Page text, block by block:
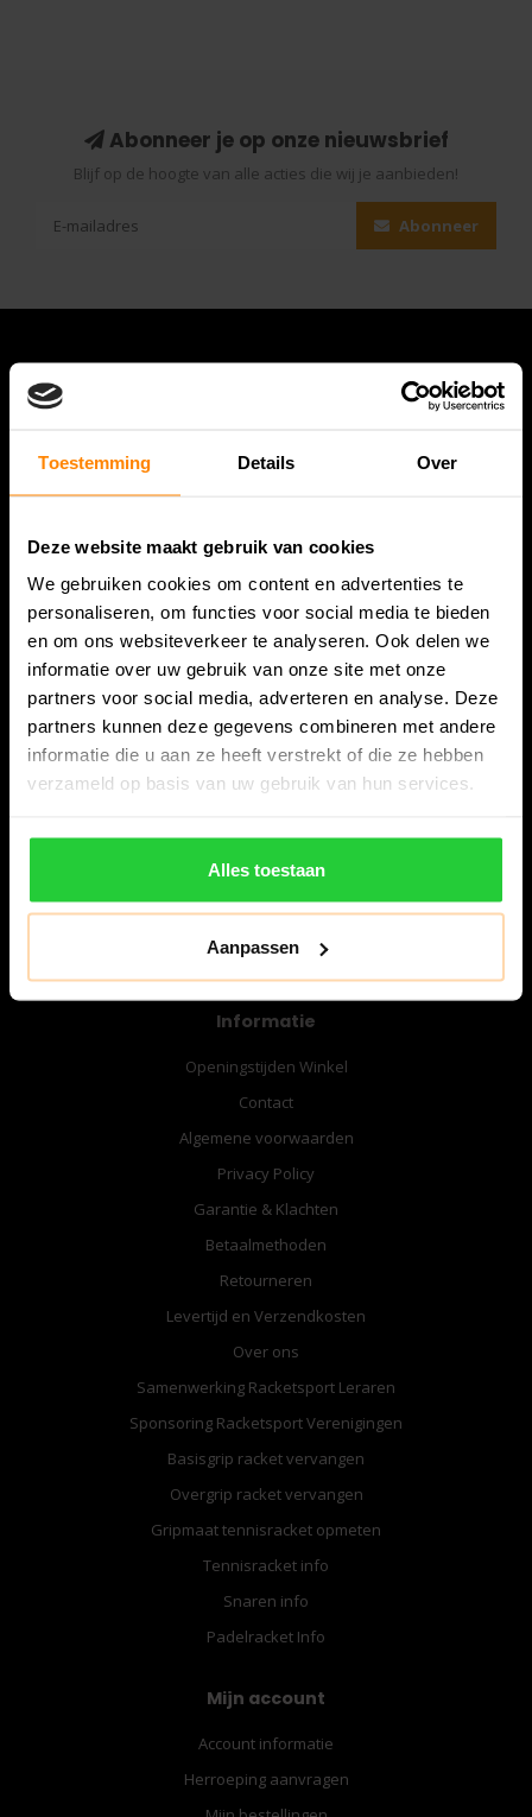
Toestemming Details Over
Deze website maakt gebruik van cookies
We gebruiken cookies om content en advertenties te
personaliseren, om functies voor social media te bieden
en om ons websiteverkeer te analyseren. Ook delen we
informatie over uw gebruik van onze site met onze
partners voor social media, adverteren en analyse. Deze
partners kunnen deze gegevens combineren met andere
informatie die u aan ze heeft verstrekt of die ze hebben
verzameld op basis van uw gebruik van hun services.
Alles toestaan
Aanpassen
Abonneer je op onze nieuwsbrief
Blijf op de hoogte van alle acties die wij je aanbieden!
Abonneer
Bespanracket.nl is dé racketspecialist van Lelystad en
omstreken.
Snijdersstraat 6
8224 AA Lelystad
Nederland
Informatie
Openingstijden Winkel
Contact
Algemene voorwaarden
Privacy Policy
Garantie & Klachten
Betaalmethoden
Retourneren
Levertijd en Verzendkosten
Over ons
Samenwerking Racketsport Leraren
Sponsoring Racketsport Verenigingen
Basisgrip racket vervangen
Overgrip racket vervangen
Gripmaat tennisracket opmeten
Tennisracket info
Snaren info
Padelracket Info
Mijn account
Account informatie
Herroeping aanvragen